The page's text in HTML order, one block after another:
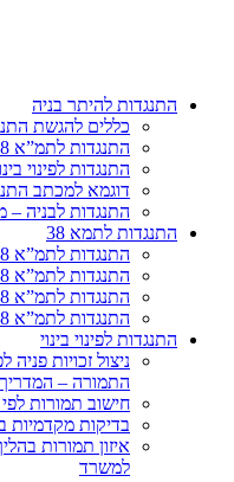
התנגדות להיתר בניה
כללים להגשת
התנגדות לתמ”א 38 – מדריך להגשת התנגדות
התנגדות לפינוי
דוגמא למכתב
התנגדות לבניה –
התנגדות לתמא 38
התנגדות לתמ”א 38 – מדריך להגשת התנגדות
התנגדות לתמ”א 38 – הגדלת התמורה המתקבלת
התנגדות לתמ”א 38 – הפחתת זכויות ותמריצים
התנגדות לתמ”א 38 – שיקולים להענקת מלוא זכויות הבניה
התנגדות לפינוי בינוי
ניצול זכויות
התמורה –
חישוב תמורות לפי
בדיקות מקדמיות
איזון תמורות
למשרד